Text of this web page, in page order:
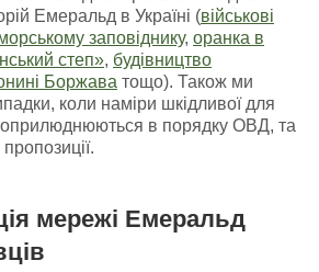
Емеральд в Україні (військові
заповіднику, оранка в
степ», будівництво
Боржава тощо). Також ми
коли наміри шкідливої для
оприлюднюються в порядку ОВД, та
мережі Емеральд